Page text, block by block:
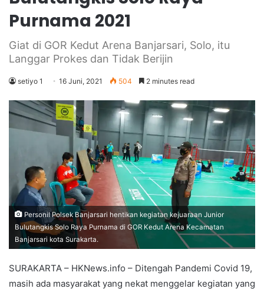
Purnama 2021
Giat di GOR Kedut Arena Banjarsari, Solo, itu
Langgar Prokes dan Tidak Berijin
setiyo 1 16 Juni, 2021 504 2 minutes read
Personil Polsek Banjarsari hentikan kegiatan kejuaraan Junior
Bulutangkis Solo Raya Purnama di GOR Kedut Arena Kecamatan
Banjarsari kota Surakarta.
SURAKARTA – HKNews.info – Ditengah Pandemi Covid 19,
masih ada masyarakat yang nekat menggelar kegiatan yang